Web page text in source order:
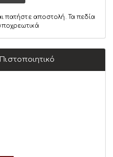
πατήστε αποστολή. Τα πεδία